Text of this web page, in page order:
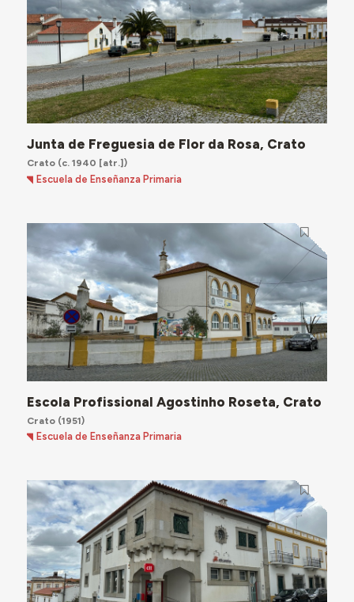
Junta de Freguesia de Flor da Rosa, Crato
Crato(c. 1940 [atr.])
Escuela de Enseñanza Primaria
Escola Profissional Agostinho Roseta, Crato
Crato(1951)
Escuela de Enseñanza Primaria